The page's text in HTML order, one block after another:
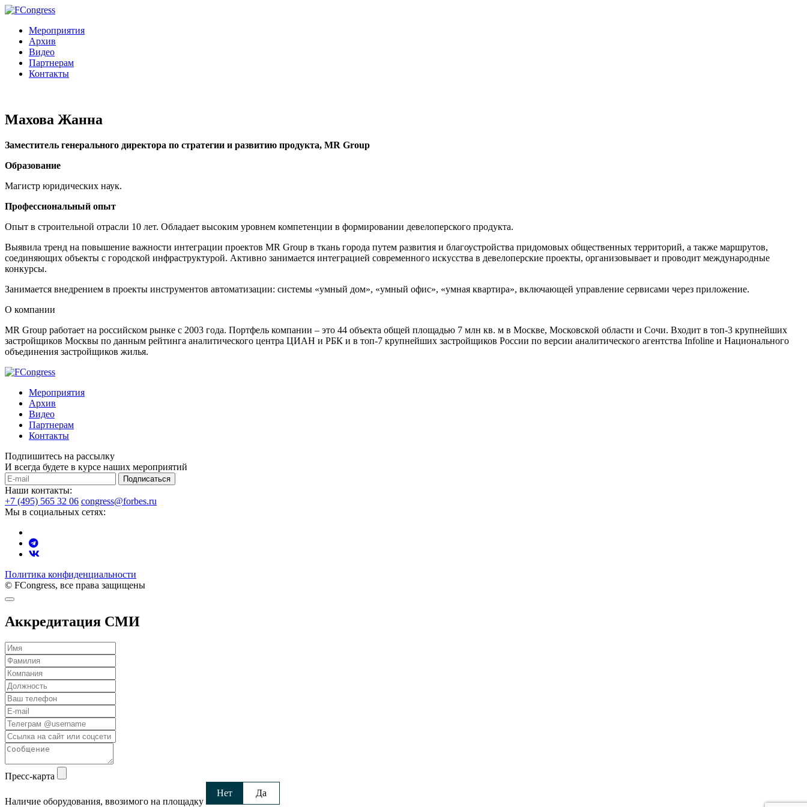
Мероприятия
Архив
Видео
Партнерам
Контакты
Махова Жанна
Заместитель генерального директора по стратегии и развитию продукта, MR Group
Образование
Магистр юридических наук.
Профессиональный опыт
Опыт в строительной отрасли 10 лет. Обладает высоким уровнем компетенции в формировании девелоперского продукта.
Выявила тренд на повышение важности интеграции проектов MR Group в ткань города путем развития и благоустройства придомовых общественных территорий, а также маршрутов,
соединяющих объекты с городской инфраструктурой. Активно занимается интеграцией современного искусства в девелоперские проекты, организовывает и проводит международные
конкурсы.
Занимается внедрением в проекты инструментов автоматизации: системы «умный дом», «умный офис», «умная квартира», включающей управление сервисами через приложение.
О компании
MR Group работает на российском рынке с 2003 года. Портфель компании – это 44 объекта общей площадью 7 млн кв. м в Москве, Московской области и Сочи. Входит в топ-3 крупнейших
застройщиков Москвы по данным рейтинга аналитического центра ЦИАН и РБК и в топ-7 крупнейших застройщиков России по версии аналитического агентства Infoline и Национального
объединения застройщиков жилья.
Мероприятия
Архив
Видео
Партнерам
Контакты
Подпишитесь на рассылку
И всегда будете в курсе наших мероприятий
Подписаться
Наши контакты:
+7 (495) 565 32 06 congress@forbes.ru
Мы в социальных сетях:
Политика конфиденциальности
© FCongress, все права защищены
Аккредитация СМИ
Пресс-карта
Наличие оборудования, ввозимого на площадку
Нет Да